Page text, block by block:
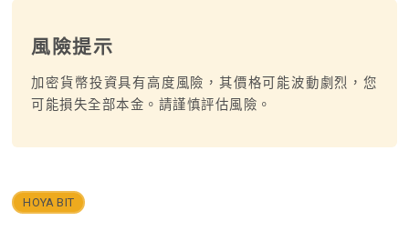
風險提示
加密貨幣投資具有高度風險，其價格可能波動劇烈，您
可能損失全部本金。請謹慎評估風險。
HOYA BIT